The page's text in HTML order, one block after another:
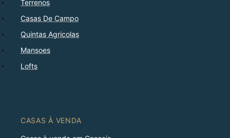
Terrenos
Casas De Campo
Quintas Agricolas
Mansoes
Lofts
CASAS À VENDA